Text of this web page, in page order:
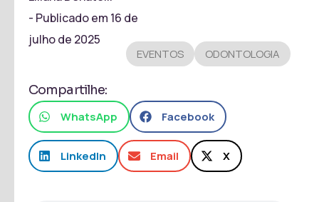
- Publicado em 16 de
julho de 2025
EVENTOS ODONTOLOGIA
Compartilhe:
WhatsApp Facebook
LinkedIn Email X